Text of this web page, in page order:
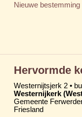
Nieuwe bestemming
Hervormde
Westernijtsjerk 2 •
Westernijkerk
Gemeente
Friesland